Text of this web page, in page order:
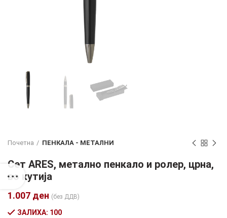
Почетна ПЕНКАЛА - МЕТАЛНИ
Сет ARES, метално пенкало и ролер, црна,
во кутија
1.007 ден (без ДДВ)
ЗАЛИХА: 100